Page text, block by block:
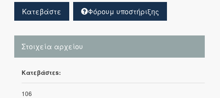
Κατεβάστε Φόρουμ υποστήριξης
Στοιχεία αρχείου
Κατεβάστεs:
106